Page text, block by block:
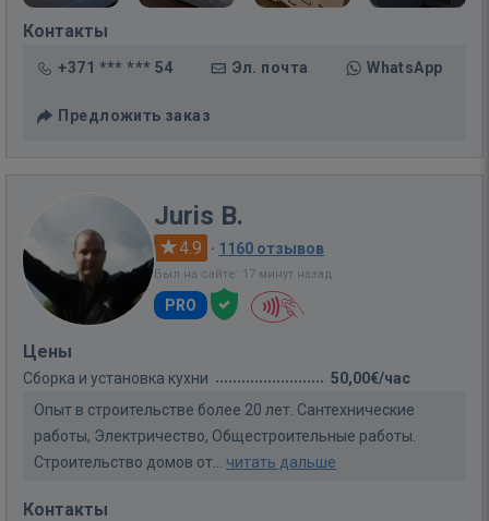
Контакты
+371 *** *** 54 Эл. почта WhatsApp
Предложить заказ
Juris B.
4.9 · 1160 отзывов
Был на сайте: 17 минут назад
PRO
Цены
Сборка и установка кухни
50,00€/час
Опыт в строительстве более 20 лет. Сантехнические
работы, Электричество, Общестроительные работы.
Строительство домов от... читать дальше
Контакты